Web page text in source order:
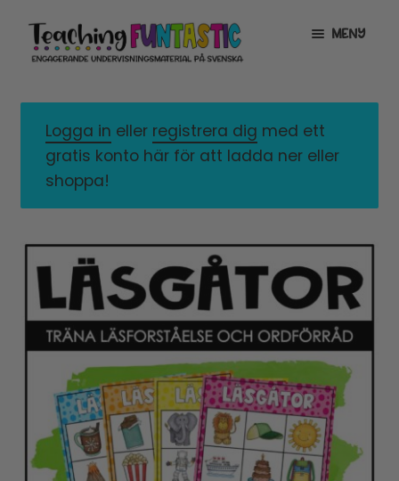
Hoppa
till
navigering
Gå
till
innehåll
MENY
MITT KONTO
GRATISMATERIAL
LICENSER
EXPANDERA
UNDERMENY
TYPSNITT
Logga in eller registrera dig med ett
gratis konto här för att ladda ner eller
shoppa!